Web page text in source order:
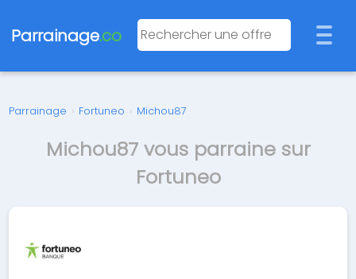
Parrainage.co
Parrainage › Fortuneo › Michou87
Michou87 vous parraine sur
Fortuneo